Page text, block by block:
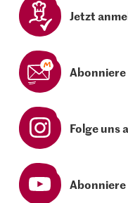
Jetzt
Folge uns
Abonniere